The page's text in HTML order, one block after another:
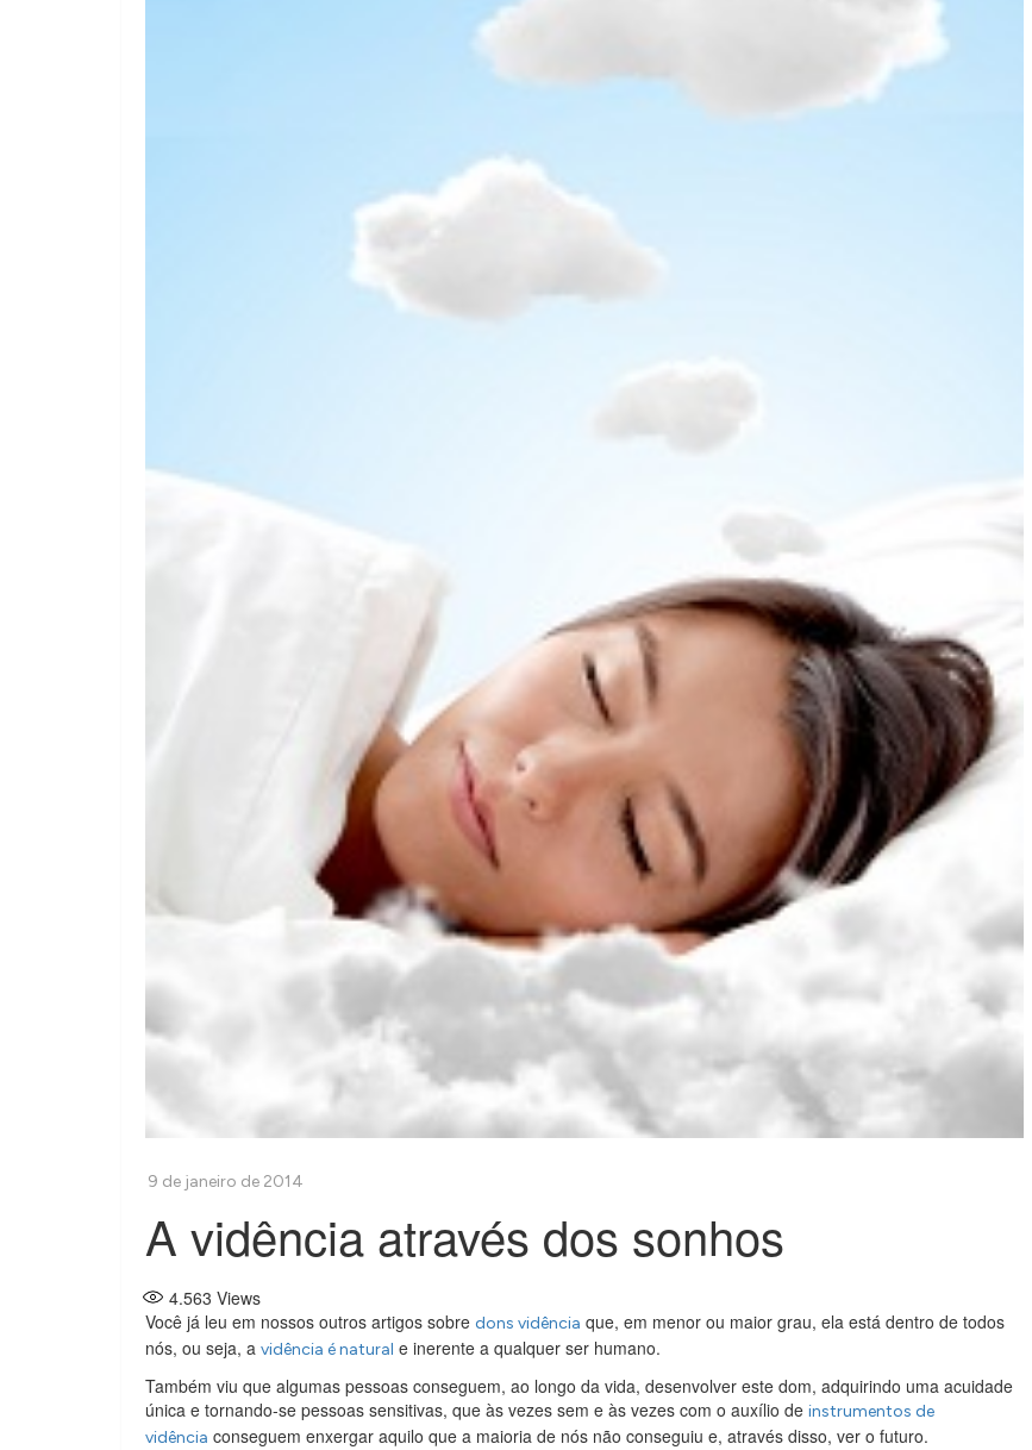
A vidência através dos sonhos
4.563 Views
Você já leu em nossos outros artigos sobre dons vidência que, em menor ou maior grau, ela está dentro de todos
nós, ou seja, a vidência é natural e inerente a qualquer ser humano.
Também viu que algumas pessoas conseguem, ao longo da vida, desenvolver este dom, adquirindo uma acuidade
única e tornando-se pessoas sensitivas, que às vezes sem e às vezes com o auxílio de instrumentos de
vidência conseguem enxergar aquilo que a maioria de nós não conseguiu e, através disso, ver o futuro.